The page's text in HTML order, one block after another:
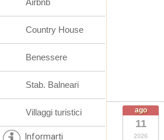
ago
11
2026
Airbnb
Country House
Benessere
Stab. Balneari
Villaggi turistici
Informarti